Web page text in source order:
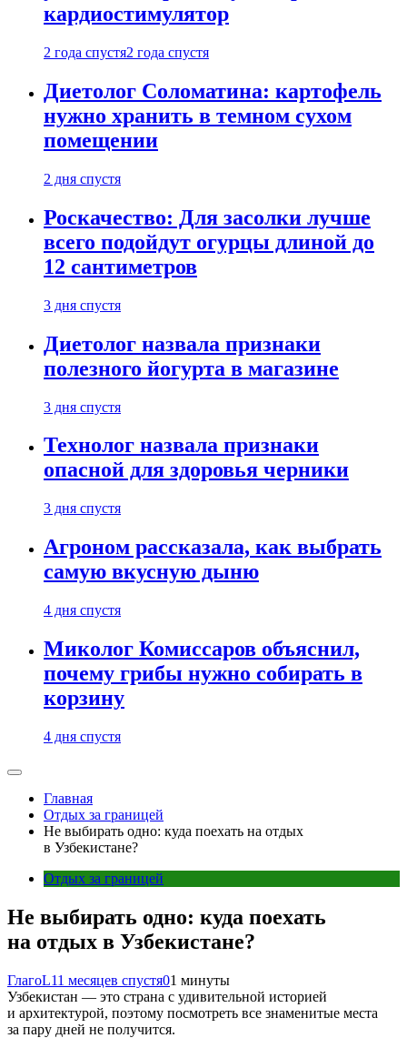
кардиостимулятор
2 года спустя2 года спустя
Диетолог Соломатина: картофель
нужно хранить в темном сухом
помещении
2 дня спустя
Роскачество: Для засолки лучше
всего подойдут огурцы длиной до
12 сантиметров
3 дня спустя
Диетолог назвала признаки
полезного йогурта в магазине
3 дня спустя
Технолог назвала признаки
опасной для здоровья черники
3 дня спустя
Агроном рассказала, как выбрать
самую вкусную дыню
4 дня спустя
Миколог Комиссаров объяснил,
почему грибы нужно собирать в
корзину
4 дня спустя
Главная
Отдых за границей
Не выбирать одно: куда поехать на отдых
в Узбекистане?
Отдых за границей
Не выбирать одно: куда поехать
на отдых в Узбекистане?
ГлагоL11 месяцев спустя01 минуты
Узбекистан — это страна с удивительной историей
и архитектурой, поэтому посмотреть все знаменитые места
за пару дней не получится.